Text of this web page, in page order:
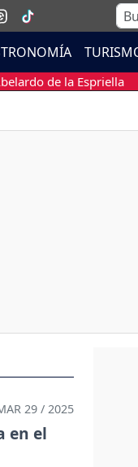
de la Espriella
29 / 2025
en el